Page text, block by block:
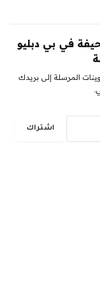
في بي دبليو
المرسلة إلى بريدك
اشتراك